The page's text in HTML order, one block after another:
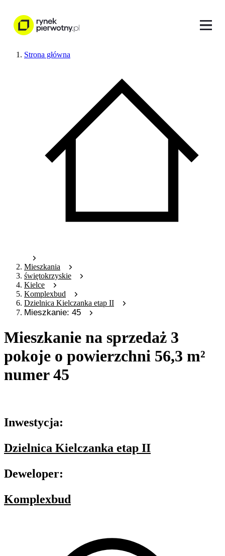
Strona główna
Mieszkania
świętokrzyskie
Kielce
Komplexbud
Dzielnica Kielczanka etap II
Mieszkanie: 45
Mieszkanie na sprzedaż 3
pokoje o powierzchni 56,3 m²
numer 45
Inwestycja:
Dzielnica Kielczanka etap II
Deweloper:
Komplexbud